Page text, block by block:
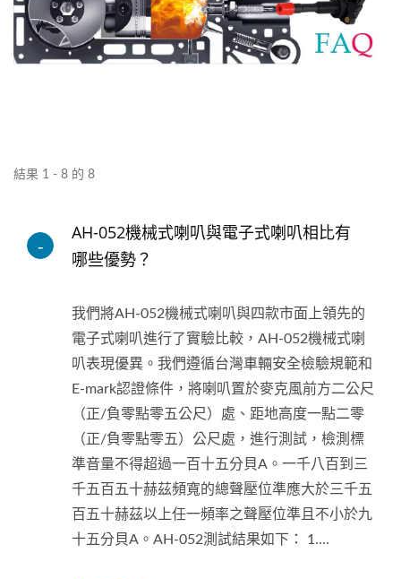
結果 1 - 8 的 8
AH-052機械式喇叭與電子式喇叭相比有
哪些優勢？
我們將AH-052機械式喇叭與四款市面上領先的
電子式喇叭進行了實驗比較，AH-052機械式喇
叭表現優異。我們遵循台灣車輛安全檢驗規範和
E-mark認證條件，將喇叭置於麥克風前方二公尺
（正/負零點零五公尺）處、距地高度一點二零
（正/負零點零五）公尺處，進行測試，檢測標
準音量不得超過一百十五分貝A。一千八百到三
千五百五十赫茲頻寬的總聲壓位準應大於三千五
百五十赫茲以上任一頻率之聲壓位準且不小於九
十五分貝A。AH-052測試結果如下： 1....